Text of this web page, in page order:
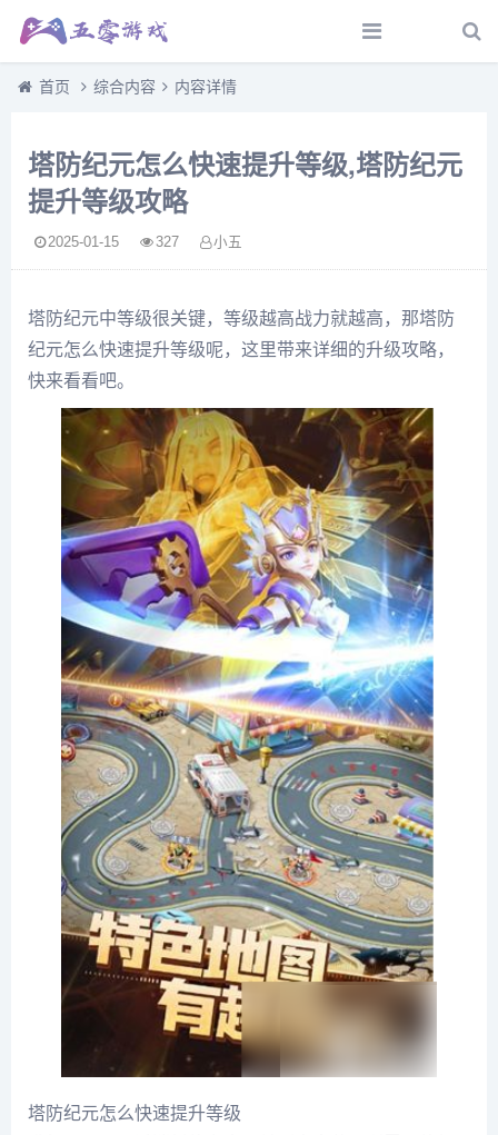
首页 综合内容 内容详情
塔防纪元怎么快速提升等级,塔防纪元
提升等级攻略
2025-01-15 327 小五
塔防纪元中等级很关键，等级越高战力就越高，那塔防
纪元怎么快速提升等级呢，这里带来详细的升级攻略，
快来看看吧。
塔防纪元怎么快速提升等级